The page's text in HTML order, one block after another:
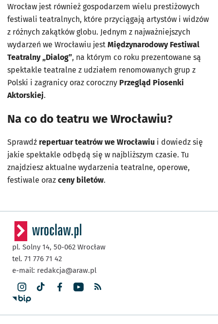
Wrocław jest również gospodarzem wielu prestiżowych
festiwali teatralnych, które przyciągają artystów i widzów
z różnych zakątków globu. Jednym z najważniejszych
wydarzeń we Wrocławiu jest Międzynarodowy Festiwal
Teatralny „Dialog”, na którym co roku prezentowane są
spektakle teatralne z udziałem renomowanych grup z
Polski i zagranicy oraz coroczny Przegląd Piosenki
Aktorskiej.
Na co do teatru we Wrocławiu?
Sprawdź repertuar teatrów we Wrocławiu i dowiedz się
jakie spektakle odbędą się w najbliższym czasie. Tu
znajdziesz aktualne wydarzenia teatralne, operowe,
festiwale oraz ceny biletów.
pl. Solny 14, 50-062 Wrocław
tel. 71 776 71 42
e-mail: redakcja@araw.pl